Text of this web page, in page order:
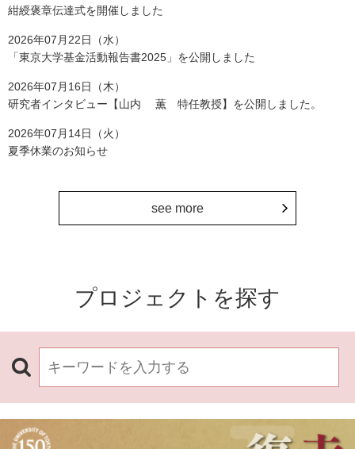
紺綬褒章伝達式を開催しました
2026年07月22日（水）
「東京大学基金活動報告書2025」を公開しました
2026年07月16日（木）
研究者インタビュー【山内 薫 特任教授】を公開しました。
2026年07月14日（火）
夏季休業のお知らせ
see more
プロジェクトを探す